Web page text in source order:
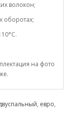
волокон;
оборотах;
на фото
, евро,